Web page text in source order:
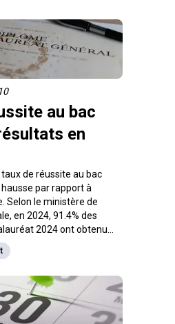
au bac
en
taux de réussite au bac
par rapport à
Selon le ministère de
en 2024, 91.4% des
2024 ont obtenu
rattrapages. Analysons